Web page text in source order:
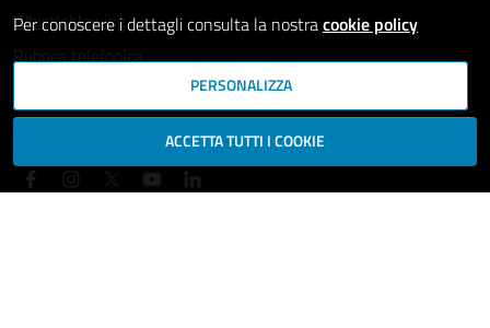
Whistleblowing
Rubrica telefonica
SEGUICI SU
Per conoscere i dettagli consulta la nostracookie policy
PERSONALIZZA
ACCETTA TUTTI I COOKIE